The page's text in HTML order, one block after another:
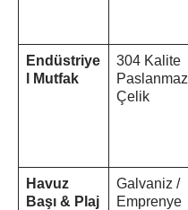
Endüstriye
l Mutfak
304 Kalite
Paslanmaz
Çelik
Havuz
Başı & Plaj
Galvaniz /
Emprenye